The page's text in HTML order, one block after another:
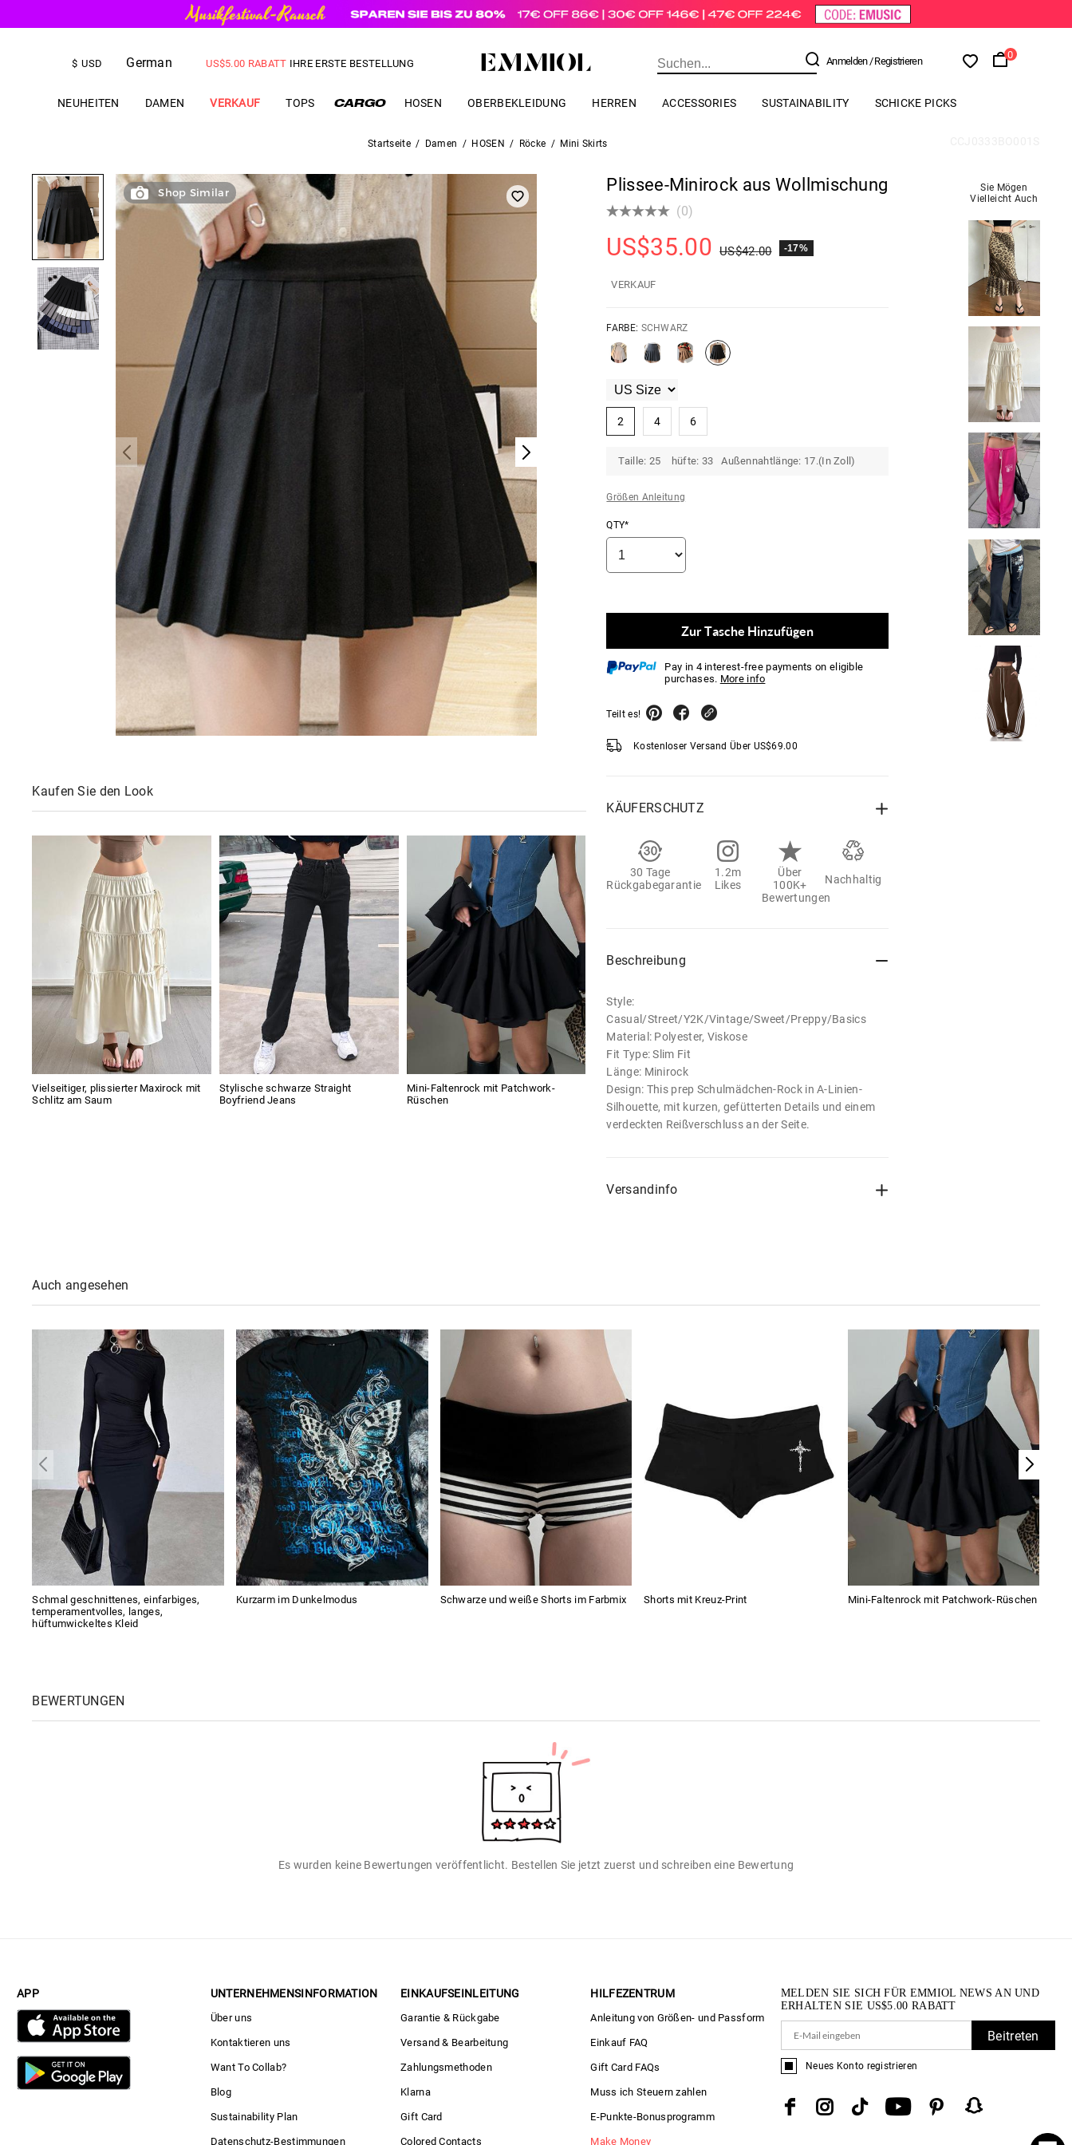
$ USD German
US$5.00 RABATT IHRE ERSTE BESTELLUNG Anmelden/ Registrieren
0
NEUHEITEN DAMEN VERKAUF TOPS HOSEN OBERBEKLEIDUNG HERREN ACCESSORIES SUSTAINABILITY SCHICKE PICKS
Startseite / Damen / HOSEN / Röcke / Mini Skirts
Shop Similar
Kaufen Sie den Look
Vielseitiger, plissierter Maxirock mit
Schlitz am Saum
Stylische schwarze Straight
Boyfriend Jeans
Mini-Faltenrock mit Patchwork-
Rüschen
Plissee-Minirock aus Wollmischung
(0)
US$35.00 US$42.00 -17%
VERKAUF
FARBE: SCHWARZ
2 4 6
Taille: 25 hüfte: 33 Außennahtlänge: 17.(In Zoll)
Größen Anleitung
QTY*
Zur Tasche Hinzufügen
Pay in 4 interest-free payments on eligible
purchases. More info
Teilt es!
Kostenloser Versand Über US$69.00
KÄUFERSCHUTZ
30 Tage
Rückgabegarantie
1.2m
Likes
Über
100K+
Bewertungen
Nachhaltig
Beschreibung
Style:
Casual/Street/Y2K/Vintage/Sweet/Preppy/Basics
Material: Polyester, Viskose
Fit Type: Slim Fit
Länge: Minirock
Design: This prep Schulmädchen-Rock in A-Linien-
Silhouette, mit kurzen, gefütterten Details und einem
verdeckten Reißverschluss an der Seite.
Versandinfo
Sie Mögen
Vielleicht Auch
Auch angesehen
Schmal geschnittenes, einfarbiges,
temperamentvolles, langes,
hüftumwickeltes Kleid
Kurzarm im Dunkelmodus Schwarze und weiße Shorts im Farbmix Shorts mit Kreuz-Print Mini-Faltenrock mit Patchwork-Rüschen
BEWERTUNGEN
Es wurden keine Bewertungen veröffentlicht. Bestellen Sie jetzt zuerst und schreiben eine Bewertung
APP UNTERNEHMENSINFORMATION
Über uns
Kontaktieren uns
Want To Collab?
Blog
Sustainability Plan
Datenschutz-Bestimmungen
EINKAUFSEINLEITUNG
Garantie & Rückgabe
Versand & Bearbeitung
Zahlungsmethoden
Klarna
Gift Card
Colored Contacts
HILFEZENTRUM
Anleitung von Größen- und Passform
Einkauf FAQ
Gift Card FAQs
Muss ich Steuern zahlen
E-Punkte-Bonusprogramm
Make Money
MELDEN SIE SICH FÜR EMMIOL NEWS AN UND
ERHALTEN SIE US$5.00 RABATT
Beitreten
Neues Konto registrieren